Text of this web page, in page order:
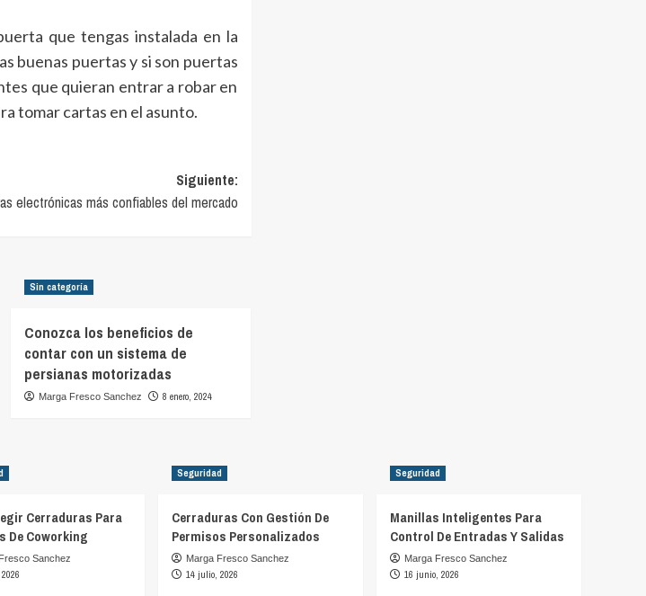
que tengas instalada en la
buenas puertas y si son puertas
que quieran entrar a robar en
tomar cartas en el asunto.
Siguiente:
electrónicas más confiables del mercado
Sin categoría
Conozca los beneficios de
contar con un sistema de
persianas motorizadas
Marga Fresco Sanchez 8 enero, 2024
Cerraduras Para
De Coworking
Sanchez
Seguridad
Cerraduras Con Gestión De
Permisos Personalizados
Marga Fresco Sanchez
14 julio, 2026
Seguridad
Manillas Inteligentes Para
Control De Entradas Y Salidas
Marga Fresco Sanchez
16 junio, 2026